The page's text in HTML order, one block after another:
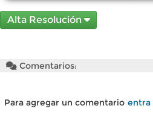
Alta Resolución
Comentarios:
Para agregar un comentario entra